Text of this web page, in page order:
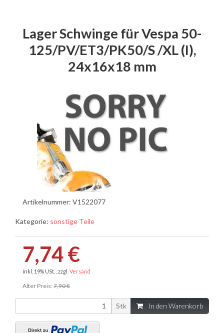
Lager Schwinge für Vespa 50-
125/PV/ET3/PK50/S /XL (I),
24x16x18 mm
Artikelnummer: V1522077
Kategorie: sonstige Teile
7,74 €
inkl. 19% USt. , zzgl. Versand
Alter Preis: 7,90 €
Stk In den Warenkorb